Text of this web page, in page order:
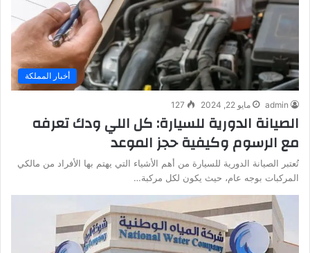
أخبار المملكة
admin مايو 22, 2024 127
الصيانة الدورية للسيارة: كل اللي ودك تعرفه
مع الرسوم وكيفية حجز الموعد
تُعتبر الصيانة الدورية للسيارة من أهم الأشياء التي يهتم بها الأفراد من مالكي
المركبات بوجه عام، حيث يكون لكل مركبة…